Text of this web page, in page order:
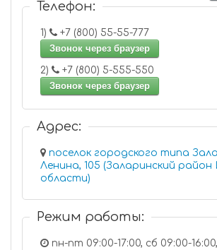
Телефон:
1)
+7 (800) 55-55-777
Звонок через браузер
2)
+7 (800) 5-555-550
Звонок через браузер
Адрес:
поселок городского типа
Ленина, 105 (Заларинский район
области)
Режим работы:
пн-пт 09:00-17:00, сб 09:00-